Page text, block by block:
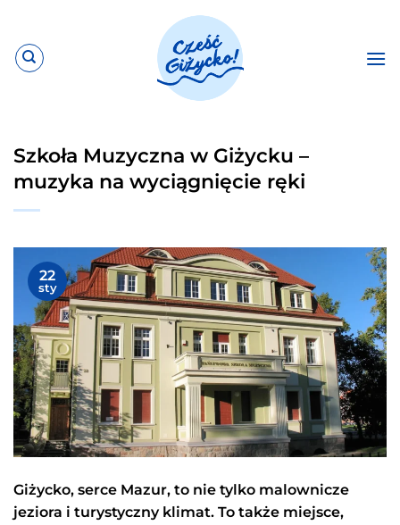
zawartości
Szkoła Muzyczna w Giżycku –
muzyka na wyciągnięcie ręki
22
sty
Giżycko, serce Mazur, to nie tylko malownicze
jeziora i turystyczny klimat. To także miejsce,